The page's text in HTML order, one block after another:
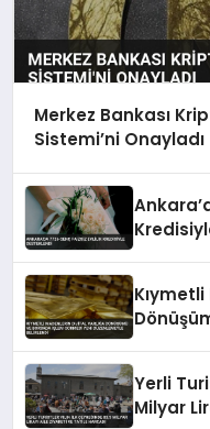
Merkez Bankası
Sistemi’ni Onayladı
Yerli
Milyar